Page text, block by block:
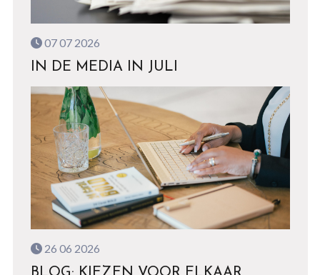
07 07 2026
IN DE MEDIA IN JULI
26 06 2026